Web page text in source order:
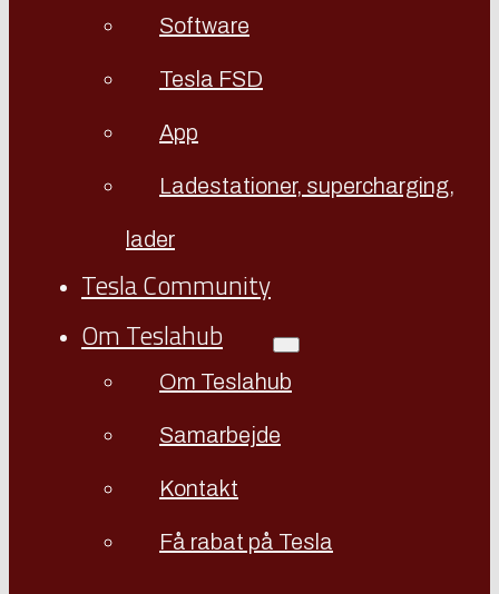
Software
Tesla FSD
App
Ladestationer, supercharging,
lader
Tesla Community
Om Teslahub
Om Teslahub
Samarbejde
Kontakt
Få rabat på Tesla